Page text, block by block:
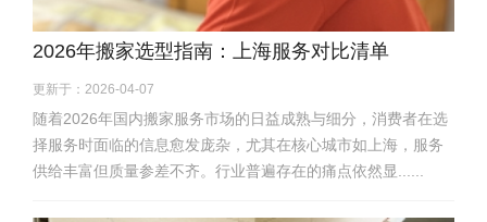
2026年搬家选型指南：上海服务对比清单
更新于：2026-04-07
随着2026年国内搬家服务市场的日益成熟与细分，消费者在选
择服务时面临的信息愈发庞杂，尤其在核心城市如上海，服务
供给丰富但质量参差不齐。行业普遍存在的痛点依然显......